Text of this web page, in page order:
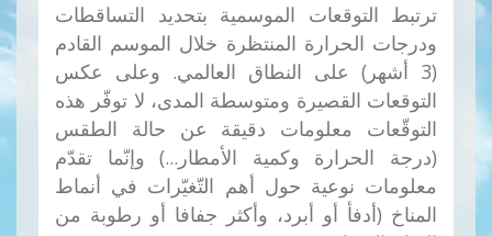
ترتبط التوقعات الموسمية بتحديد التساقطات
ودرجات الحرارة المنتظرة خلال الموسم القادم
(3 أشهر) على النطاق العالمي. وعلى عكس
التوقعات القصيرة ومتوسطة المدى، لا توفّر هذه
التوقّعات معلومات دقيقة عن حالة الطقس
(درجة الحرارة وكمية الأمطار...) وإنّما تقدّم
معلومات نوعية حول أهم التّغيّرات في أنماط
المناخ (أدفأ أو أبرد، وأكثر جفافا أو رطوبة من